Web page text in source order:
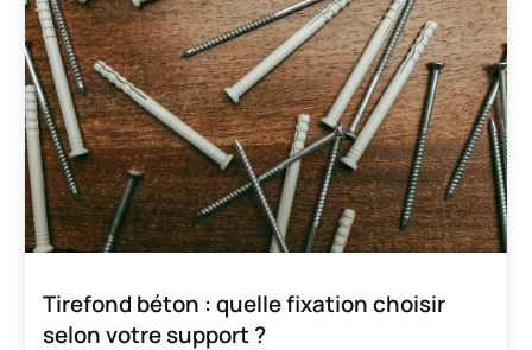
Tirefond béton : quelle fixation choisir
selon votre support ?